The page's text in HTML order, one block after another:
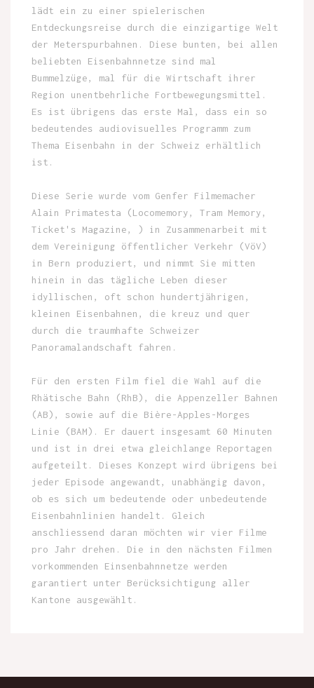
lädt ein zu einer spielerischen
Entdeckungsreise durch die einzigartige Welt
der Meterspurbahnen. Diese bunten, bei allen
beliebten Eisenbahnnetze sind mal
Bummelzüge, mal für die Wirtschaft ihrer
Region unentbehrliche Fortbewegungsmittel.
Es ist übrigens das erste Mal, dass ein so
bedeutendes audiovisuelles Programm zum
Thema Eisenbahn in der Schweiz erhältlich
ist.
Diese Serie wurde vom Genfer Filmemacher
Alain Primatesta (Locomemory, Tram Memory,
Ticket's Magazine, ) in Zusammenarbeit mit
dem Vereinigung öffentlicher Verkehr (VöV)
in Bern produziert, und nimmt Sie mitten
hinein in das tägliche Leben dieser
idyllischen, oft schon hundertjährigen,
kleinen Eisenbahnen, die kreuz und quer
durch die traumhafte Schweizer
Panoramalandschaft fahren.
Für den ersten Film fiel die Wahl auf die
Rhätische Bahn (RhB), die Appenzeller Bahnen
(AB), sowie auf die Bière-Apples-Morges
Linie (BAM). Er dauert insgesamt 60 Minuten
und ist in drei etwa gleichlange Reportagen
aufgeteilt. Dieses Konzept wird übrigens bei
jeder Episode angewandt, unabhängig davon,
ob es sich um bedeutende oder unbedeutende
Eisenbahnlinien handelt. Gleich
anschliessend daran möchten wir vier Filme
pro Jahr drehen. Die in den nächsten Filmen
vorkommenden Einsenbahnnetze werden
garantiert unter Berücksichtigung aller
Kantone ausgewählt.